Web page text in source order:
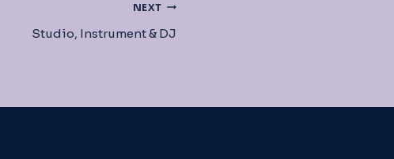
NEXT
Studio, Instrument & DJ